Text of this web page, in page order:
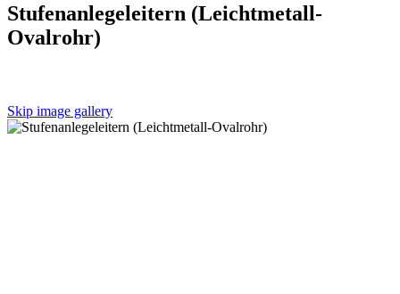
Stufenanlegeleitern (Leichtmetall-
Ovalrohr)
Skip image gallery